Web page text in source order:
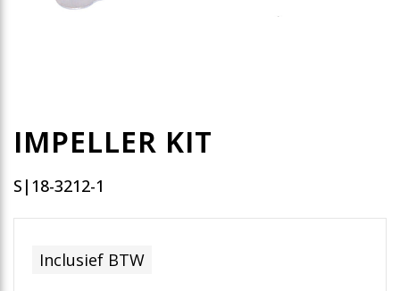
IMPELLER KIT
S|18-3212-1
Inclusief BTW